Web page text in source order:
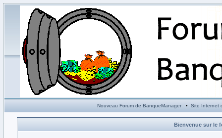
Nouveau Forum de BanqueManager• Site Internet
Bienvenue sur le